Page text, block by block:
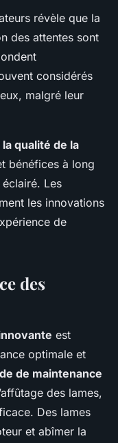
révèle que la
des attentes sont
considérés
malgré leur
qualité de la
bénéfices à long
Les
les innovations
de
des
est
optimale et
de maintenance
des lames,
Des lames
et abîmer la